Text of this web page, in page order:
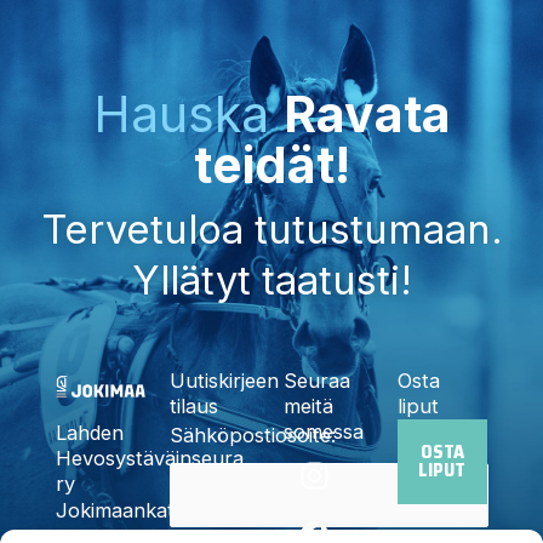
HauskaRavata
teidät!
Tervetuloa tutustumaan.
Yllätyt taatusti!
Lahden
Hevosystäväinseura
ry
Jokimaankatu
6, 15700
Uutiskirjeen
tilaus
Sähköpostiosoite:
Seuraa
meitä
somessa
I
s
F
c
X
t
Y
u
T
k
Osta
liput
OSTA
LIPUT